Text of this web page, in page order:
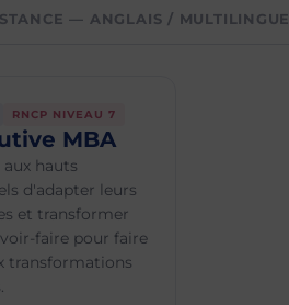
— ANGLAIS / MULTILINGUE
RNCP NIVEAU 7
MBA
hauts
d'adapter leurs
et transformer
faire pour faire
transformations